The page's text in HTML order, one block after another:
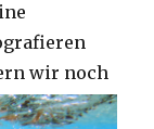
wir noch